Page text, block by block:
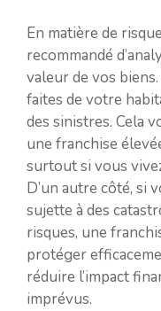
En matière de
recommandé
valeur de vos biens.
faites de votre
des sinistres. Cela
une franchise
surtout si vous
D’un autre côté, si
sujette à des
risques, une
protéger
réduire l’impact
imprévus.